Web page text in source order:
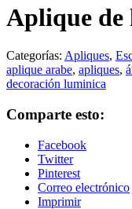
Aplique de
Categorías: Apliques,
aplique arabe, apliques,
decoración luminica
Comparte esto:
Facebook
Twitter
Pinterest
Correo electrónico
Imprimir